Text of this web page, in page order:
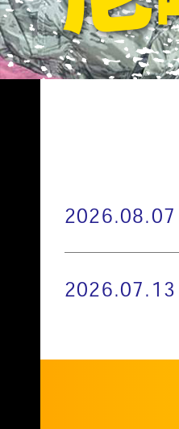
2026.08.07
2026.07.13